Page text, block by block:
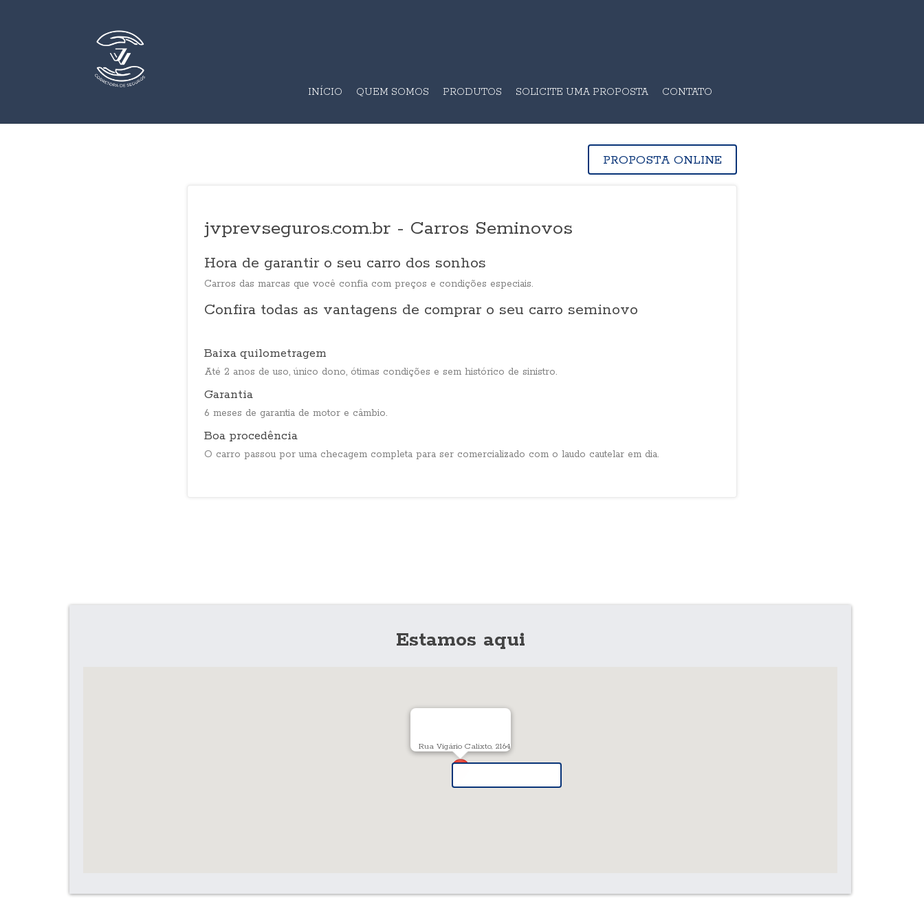
INÍCIO QUEM SOMOS PRODUTOS SOLICITE UMA PROPOSTA CONTATO
PROPOSTA ONLINE
jvprevseguros.com.br - Carros Seminovos
Hora de garantir o seu carro dos sonhos
Carros das marcas que você confia com preços e condições especiais.
Confira todas as vantagens de comprar o seu carro seminovo
Baixa quilometragem
Até 2 anos de uso, único dono, ótimas condições e sem histórico de sinistro.
Garantia
6 meses de garantia de motor e câmbio.
Boa procedência
O carro passou por uma checagem completa para ser comercializado com o laudo cautelar em dia.
Estamos aqui
Rua Vigário Calixto, 2164